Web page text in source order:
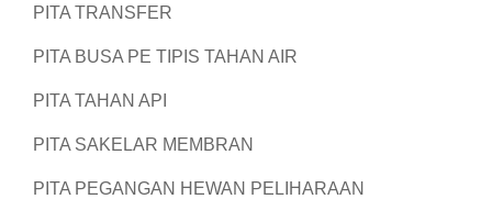
PITA TRANSFER
PITA BUSA PE TIPIS TAHAN AIR
PITA TAHAN API
PITA SAKELAR MEMBRAN
PITA PEGANGAN HEWAN PELIHARAAN